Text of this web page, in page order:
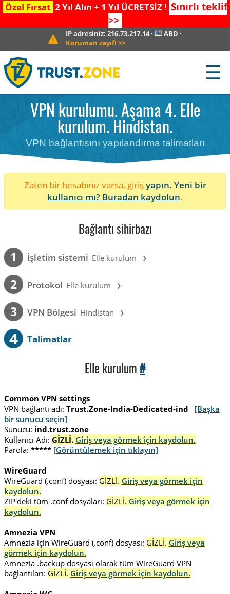
Özel Fırsat 2 Yıl Alın + 1 Yıl ÜCRETSİZ ! Sınırlı teklif
>>
IP adresiniz: 216.73.217.14· ABD ·
Koruman zayıf! >>
☰
VPN kurulumu. Aşama 4. Elle
kurulum. Hindistan.
VPN bağlantısını yapılandırma talimatları
Zaten bir hesabınız varsa, girişyapın. Yeni bir
kullanıcı mı? Buradan kaydolun.
Bağlantı sihirbazı
1 İşletim sistemi Elle kurulum ›
2 Protokol Elle kurulum ›
3 VPN Bölgesi Hindistan ›
4 Talimatlar
Elle kurulum #
Common VPN settings
VPN bağlantı adı: Trust.Zone-India-Dedicated-ind
[Başka
bir sunucu seçin]
Sunucu: ind.trust.zone
Kullanıcı Adı: GİZLİ. Giriş veya görmek için kaydolun.
Parola: ***** [Görüntülemek için tıklayın]
WireGuard
WireGuard (.conf) dosyası: GİZLİ. Giriş veya görmek için
kaydolun.
ZIP'deki tüm .conf dosyaları: GİZLİ. Giriş veya görmek için
kaydolun.
Amnezia VPN
Amnezia için WireGuard (.conf) dosyası: GİZLİ. Giriş veya
görmek için kaydolun.
Amnezia .backup dosyası olarak tüm WireGuard VPN
bağlantıları: GİZLİ. Giriş veya görmek için kaydolun.